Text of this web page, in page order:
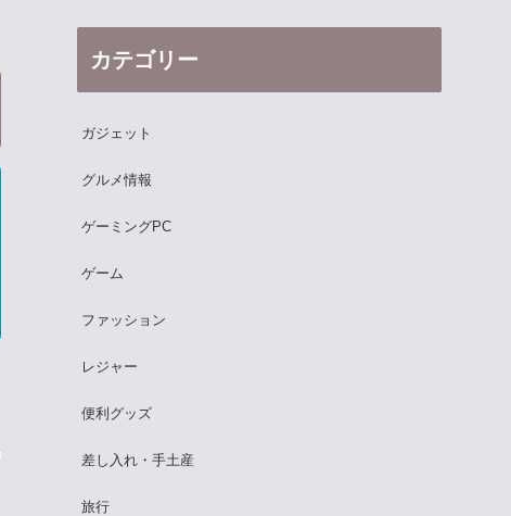
カテゴリー
ガジェット
グルメ情報
ゲーミングPC
ゲーム
ファッション
レジャー
便利グッズ
差し入れ・手土産
旅行